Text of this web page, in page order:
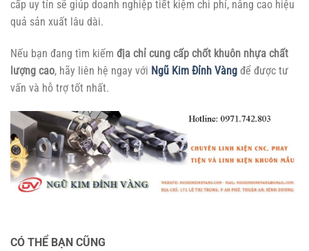
cấp uy tín sẽ giúp doanh nghiệp tiết kiệm chi phí, nâng cao hiệu
quả sản xuất lâu dài.
Nếu bạn đang tìm kiếm địa chỉ cung cấp chốt khuôn nhựa chất
lượng cao, hãy liên hệ ngay với Ngũ Kim Đỉnh Vàng để được tư
vấn và hỗ trợ tốt nhất.
CÓ THỂ BẠN CŨNG